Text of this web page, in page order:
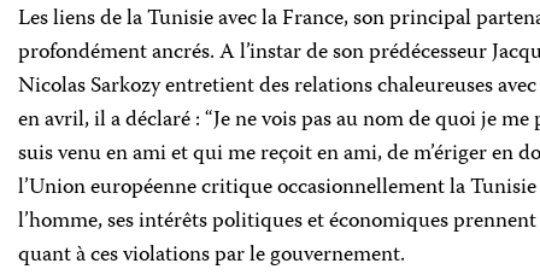
Les liens de la Tunisie avec la France, son principal
profondément ancrés. A l’instar de son prédécesseur
Nicolas Sarkozy entretient des relations chaleureuses
en avril, il a déclaré : “Je ne vois pas au nom de quoi je
suis venu en ami et qui me reçoit en ami, de m’ériger en
l’Union européenne critique occasionnellement la
l’homme, ses intérêts politiques et économiques
quant à ces violations par le gouvernement.